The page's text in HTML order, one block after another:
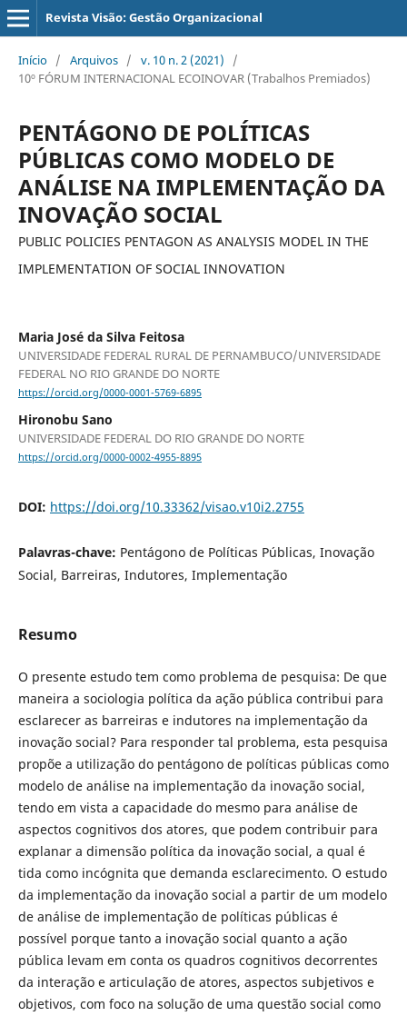
Revista Visão: Gestão Organizacional
Início / Arquivos / v. 10 n. 2 (2021)
/
10º FÓRUM INTERNACIONAL ECOINOVAR (Trabalhos Premiados)
PENTÁGONO DE POLÍTICAS
PÚBLICAS COMO MODELO DE
ANÁLISE NA IMPLEMENTAÇÃO DA
INOVAÇÃO SOCIAL
PUBLIC POLICIES PENTAGON AS ANALYSIS MODEL IN THE
IMPLEMENTATION OF SOCIAL INNOVATION
Maria José da Silva Feitosa
UNIVERSIDADE FEDERAL RURAL DE PERNAMBUCO/UNIVERSIDADE
FEDERAL NO RIO GRANDE DO NORTE
https://orcid.org/0000-0001-5769-6895
Hironobu Sano
UNIVERSIDADE FEDERAL DO RIO GRANDE DO NORTE
https://orcid.org/0000-0002-4955-8895
DOI: https://doi.org/10.33362/visao.v10i2.2755
Palavras-chave: Pentágono de Políticas Públicas, Inovação
Social, Barreiras, Indutores, Implementação
Resumo
O presente estudo tem como problema de pesquisa: De que
maneira a sociologia política da ação pública contribui para
esclarecer as barreiras e indutores na implementação da
inovação social? Para responder tal problema, esta pesquisa
propõe a utilização do pentágono de políticas públicas como
modelo de análise na implementação da inovação social,
tendo em vista a capacidade do mesmo para análise de
aspectos cognitivos dos atores, que podem contribuir para
explanar a dimensão política da inovação social, a qual é
tida como incógnita que demanda esclarecimento. O estudo
da implementação da inovação social a partir de um modelo
de análise de implementação de políticas públicas é
possível porque tanto a inovação social quanto a ação
pública levam em conta os quadros cognitivos decorrentes
da interação e articulação de atores, aspectos subjetivos e
objetivos, com foco na solução de uma questão social como